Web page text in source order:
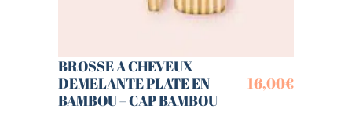
BROSSE A CHEVEUX
DEMELANTE PLATE EN
BAMBOU – CAP BAMBOU
16,00€